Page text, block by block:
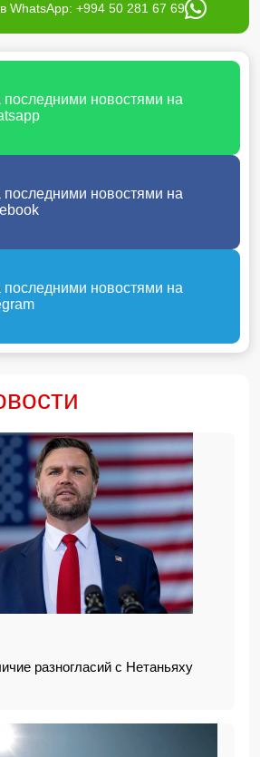
WhatsApp: +994 50 281 67 69
последними новостями на
последними новостями на
последними новостями на
разногласий с Нетаньяху